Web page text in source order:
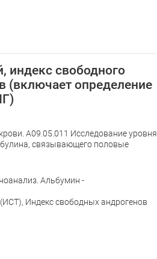
индекс свободного
(включает определение
A09.05.011 Исследование уровня
связывающего половые
Альбумин -
Индекс свободных андрогенов